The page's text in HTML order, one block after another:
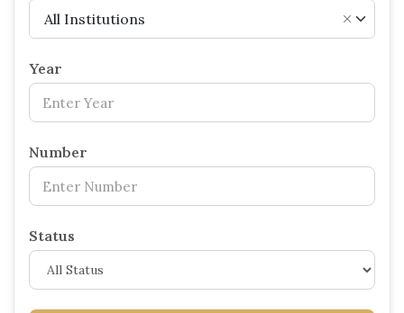
×
All Institutions
Year
Number
Status